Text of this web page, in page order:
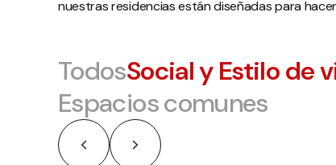
nuestras residencias están diseñadas para
TodosSocial y Estilo de
Espacios comunes